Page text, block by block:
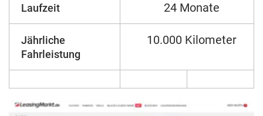
Laufzeit 24 Monate
Jährliche
Fahrleistung
10.000 Kilometer